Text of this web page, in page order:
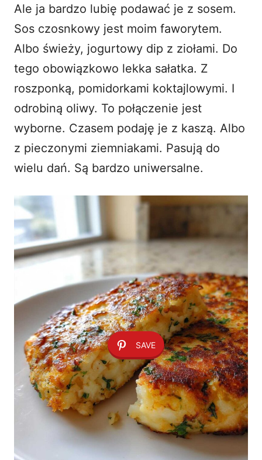
Ale ja bardzo lubię podawać je z sosem.
Sos czosnkowy jest moim faworytem.
Albo świeży, jogurtowy dip z ziołami. Do
tego obowiązkowo lekka sałatka. Z
roszponką, pomidorkami koktajlowymi. I
odrobiną oliwy. To połączenie jest
wyborne. Czasem podaję je z kaszą. Albo
z pieczonymi ziemniakami. Pasują do
wielu dań. Są bardzo uniwersalne.
SAVE